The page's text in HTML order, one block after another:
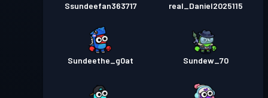
Ssundeefan363717 real_Daniel2025115
Sundeethe_g0at Sundew_70